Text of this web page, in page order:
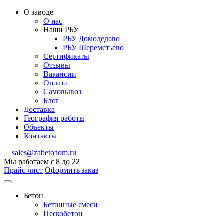
О заводе
О нас
Наши РБУ
РБУ Домодедово
РБУ Шереметьево
Сертификаты
Отзывы
Вакансии
Оплата
Самовывоз
Блог
Доставка
География работы
Объекты
Контакты
sales@zabetonom.ru
Мы работаем с 8 до 22
Прайс-лист Оформить заказ
Бетон
Бетонные смеси
Пескобетон